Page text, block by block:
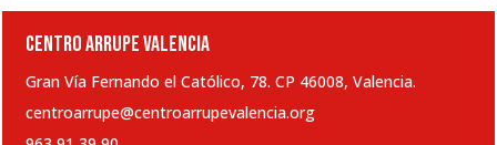
CENTRO ARRUPE VALENCIA
Gran Vía Fernando el Católico, 78. CP 46008, Valencia.
centroarrupe@centroarrupevalencia.org